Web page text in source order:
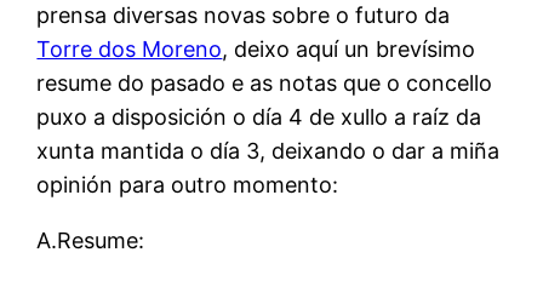
prensa diversas novas sobre o futuro da
Torre dos Moreno, deixo aquí un brevísimo
resume do pasado e as notas que o concello
puxo a disposición o día 4 de xullo a raíz da
xunta mantida o día 3, deixando o dar a miña
opinión para outro momento:
A.Resume: